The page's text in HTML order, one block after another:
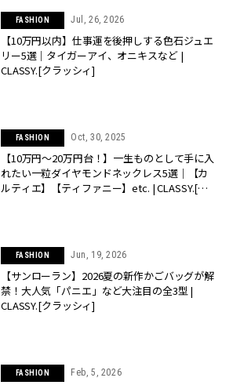
FASHION Jul, 26, 2026
【10万円以内】仕事運を後押しする色石ジュエ
リー5選｜タイガーアイ、オニキスなど |
CLASSY.[クラッシィ]
FASHION Oct, 30, 2025
【10万円〜20万円台！】一生ものとして手に入
れたい一粒ダイヤモンドネックレス5選｜【カ
ルティエ】【ティファニー】etc. | CLASSY.[ク
FASHION Jun, 19, 2026
【サンローラン】2026夏の新作かごバッグが解
禁！大人気「パニエ」など大注目の全3型 |
CLASSY.[クラッシィ]
FASHION Feb, 5, 2026